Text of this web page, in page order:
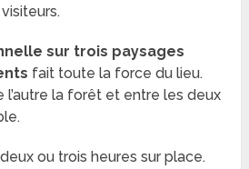
sur trois paysages
fait toute la force du lieu.
l’autre la forêt et entre les deux
ou trois heures sur place.